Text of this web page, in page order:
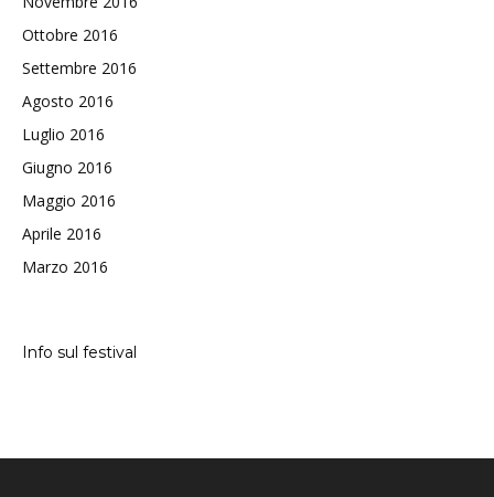
Ottobre 2016
Settembre 2016
Agosto 2016
Luglio 2016
Giugno 2016
Maggio 2016
Aprile 2016
Marzo 2016
Info sul festival